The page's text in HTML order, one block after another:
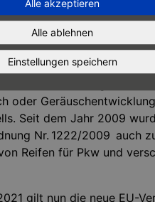
Alle akzeptieren
Alle ablehnen
Einstellungen speichern
gehört es schon
zum gewohnten
Orientierung über
oder
Seit dem Jahr 2009
Nr. 1222/2009 auch
Reifen für Pkw und
gilt nun die neue EU-